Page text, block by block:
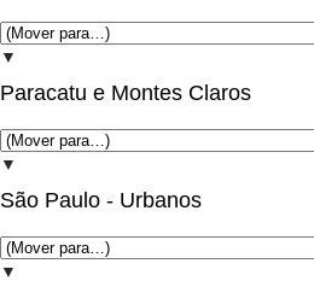
▼
Paracatu e Montes Claros
▼
São Paulo - Urbanos
▼